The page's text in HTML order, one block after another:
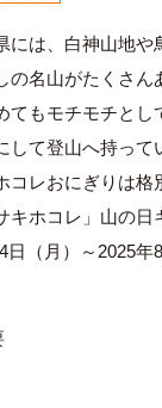
には、白神山地や
の名山がたくさん
てもモチモチとし
して登山へ持って
コレおにぎりは格
キホコレ」山の日
日（月）～2025年